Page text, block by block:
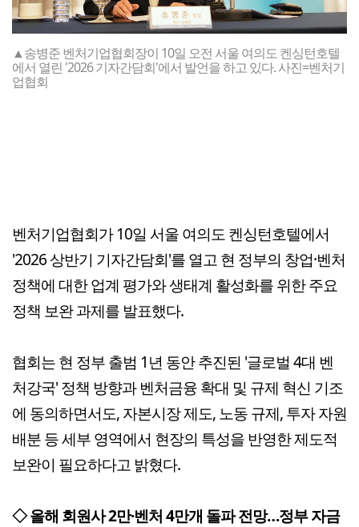
▲송병준 벤처기업협회장이 10일 오전 서울 여의도 켄싱턴호텔
에서 열린 '2026 기자간담회'에서 발언을 하고 있다. 사진=벤처기
업협회
벤처기업협회가 10일 서울 여의도 켄싱턴호텔에서
'2026 상반기 기자간담회'를 열고 현 정부의 창업·벤처
정책에 대한 업계 평가와 생태계 활성화를 위한 주요
정책 보완 과제를 발표했다.
협회는 현 정부 출범 1년 동안 추진된 '글로벌 4대 벤
처강국' 정책 방향과 벤처금융 확대 및 규제 혁신 기조
에 동의하면서도, 자본시장 제도, 노동 규제, 투자 자원
배분 등 세부 영역에서 현장의 특성을 반영한 제도적
보완이 필요하다고 밝혔다.
◇ 올해 회원사 2만·벤처 4만개 돌파 전망…정부 자금